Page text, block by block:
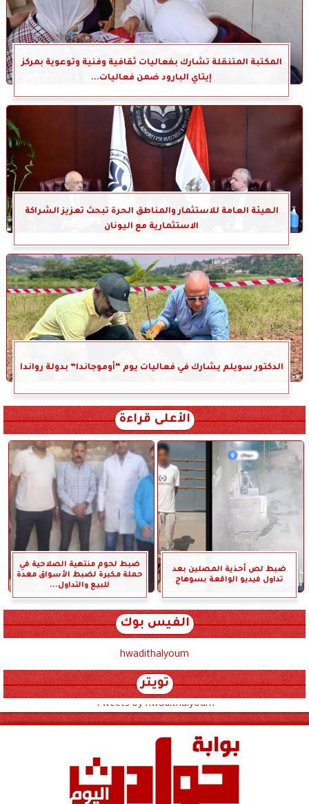
المكتبة المتنقلة تشارك بفعاليات ثقافية وفنية وتوعوية بمركز
إيتاي البارود ضمن فعاليات...
الهيئة العامة للاستثمار والمناطق الحرة تبحث تعزيز الشراكة
الاستثمارية مع اليونان
الدكتور سويلم يشارك في فعاليات يوم “أوموجاندا” بدولة رواندا
الأعلى قراءة
ضبط لص أحذية المصلين بعد
تداول فيديو الواقعة بسوهاج
ضبط لحوم منتهية الصلاحية في
حملة مكبرة لضبط الأسواق معدة
للبيع والتداول...
الفيس بوك
hwadithalyoum
تويتر
Tweets by hwadithalyoum